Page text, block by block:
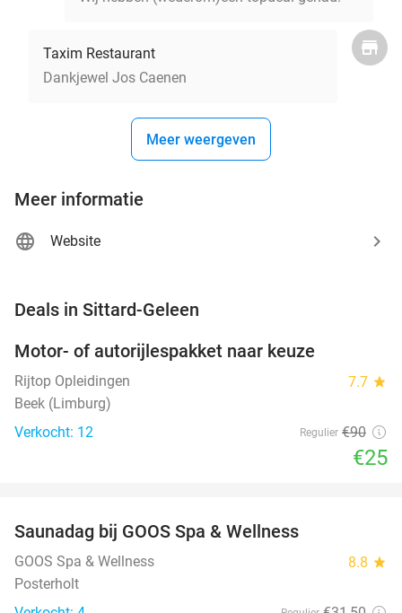
Taxim Restaurant
Dankjewel Jos Caenen
Meer weergeven
Meer informatie
Website
Deals in Sittard-Geleen
Motor- of autorijlespakket naar keuze
Rijtop Opleidingen 7.7 star
Beek (Limburg)
Verkocht: 12
Regulier €90
€25
TODAY
Saunadag bij GOOS Spa & Wellness
GOOS Spa & Wellness 8.8 star
Posterholt